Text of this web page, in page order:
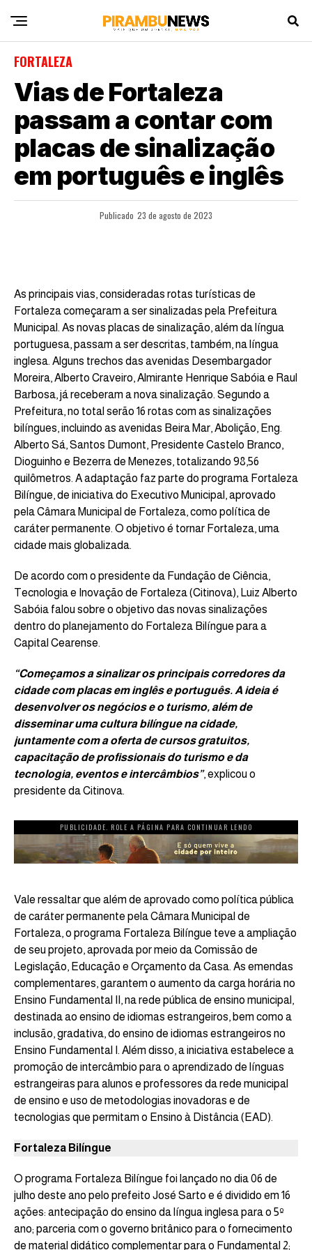
FORTALEZA
Vias de Fortaleza
passam a contar com
placas de sinalização
em português e inglês
Publicado 23 de agosto de 2023
As principais vias, consideradas rotas turísticas de
Fortaleza começaram a ser sinalizadas pela Prefeitura
Municipal. As novas placas de sinalização, além da língua
portuguesa, passam a ser descritas, também, na língua
inglesa. Alguns trechos das avenidas Desembargador
Moreira, Alberto Craveiro, Almirante Henrique Sabóia e Raul
Barbosa, já receberam a nova sinalização. Segundo a
Prefeitura, no total serão 16 rotas com as sinalizações
bilíngues, incluindo as avenidas Beira Mar, Abolição, Eng.
Alberto Sá, Santos Dumont, Presidente Castelo Branco,
Dioguinho e Bezerra de Menezes, totalizando 98,56
quilômetros. A adaptação faz parte do programa Fortaleza
Bilíngue, de iniciativa do Executivo Municipal, aprovado
pela Câmara Municipal de Fortaleza, como política de
caráter permanente. O objetivo é tornar Fortaleza, uma
cidade mais globalizada.
De acordo com o presidente da Fundação de Ciência,
Tecnologia e Inovação de Fortaleza (Citinova), Luiz Alberto
Sabóia falou sobre o objetivo das novas sinalizações
dentro do planejamento do Fortaleza Bilíngue para a
Capital Cearense.
“Começamos a sinalizar os principais corredores da
cidade com placas em inglês e português. A ideia é
desenvolver os negócios e o turismo, além de
disseminar uma cultura bilíngue na cidade,
juntamente com a oferta de cursos gratuitos,
capacitação de profissionais do turismo e da
tecnologia, eventos e intercâmbios”, explicou o
presidente da Citinova.
PUBLICIDADE. ROLE A PÁGINA PARA CONTINUAR LENDO
Vale ressaltar que além de aprovado como política pública
de caráter permanente pela Câmara Municipal de
Fortaleza, o programa Fortaleza Bilíngue teve a ampliação
de seu projeto, aprovada por meio da Comissão de
Legislação, Educação e Orçamento da Casa. As emendas
complementares, garantem o aumento da carga horária no
Ensino Fundamental II, na rede pública de ensino municipal,
destinada ao ensino de idiomas estrangeiros, bem como a
inclusão, gradativa, do ensino de idiomas estrangeiros no
Ensino Fundamental I. Além disso, a iniciativa estabelece a
promoção de intercâmbio para o aprendizado de línguas
estrangeiras para alunos e professores da rede municipal
de ensino e uso de metodologias inovadoras e de
tecnologias que permitam o Ensino à Distância (EAD).
Fortaleza Bilíngue
O programa Fortaleza Bilíngue foi lançado no dia 06 de
julho deste ano pelo prefeito José Sarto e é dividido em 16
ações: antecipação do ensino da língua inglesa para o 5º
ano; parceria com o governo britânico para o fornecimento
de material didático complementar para o Fundamental 2;